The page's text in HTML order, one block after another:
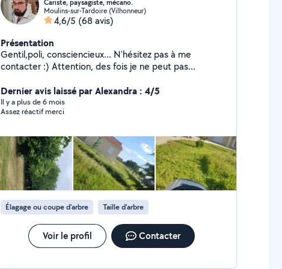
Cariste, paysagiste, mécano.
Moulins-sur-Tardoire (Vilhonneur)
4,6/5 (68 avis)
Présentation
Gentil,poli, consciencieux... N'hésitez pas à me
contacter :) Attention, des fois je ne peut pas
vos coordonnées pour que je puisse vous recontactez
ensuite ! Au plaisir ! :)
Dernier avis laissé par Alexandra : 4/5
Il y a plus de 6 mois
Assez réactif merci
Élagage ou coupe d'arbre Taille d'arbre
Voir le profil Contacter